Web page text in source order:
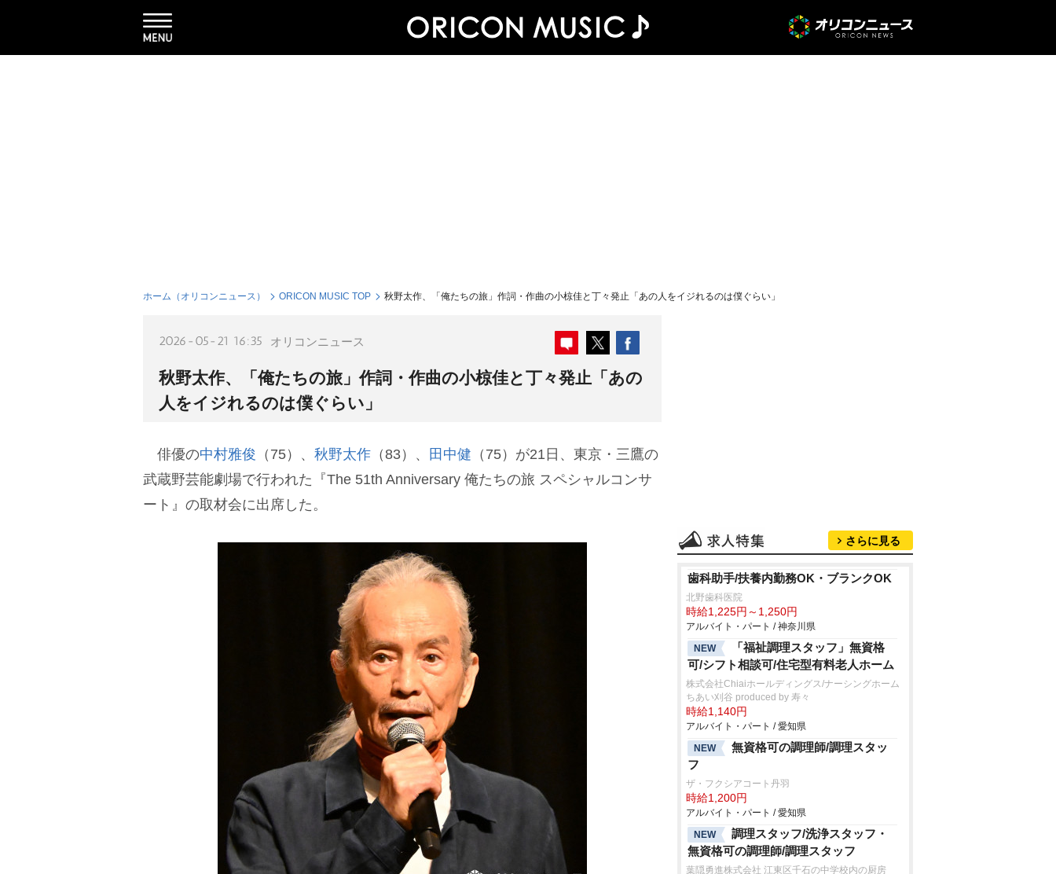
ホーム（オリコンニュース） ORICON MUSIC TOP 秋野太作、「俺たちの旅」作詞・作曲の小椋佳と丁々発止「あの人をイジれるのは僕ぐらい」
2026-05-21 16:35 オリコンニュース
秋野太作、「俺たちの旅」作詞・作曲の小椋佳と丁々発止「あの
人をイジれるのは僕ぐらい」
俳優の中村雅俊 （75）、 秋野太作 （83）、 田中健 （75）が21日、東京・三鷹の
武蔵野芸能劇場で行われた『The 51th Anniversary 俺たちの旅 スペシャルコンサ
ート』の取材会に出席した。
さらに見る
歯科助手/扶養内勤務OK・ブランクOK
北野歯科医院
時給1,225円～1,250円
アルバイト・パート / 神奈川県
NEW
「福祉調理スタッフ」無資格
可/シフト相談可/住宅型有料老人ホーム
株式会社Chiaiホールディングス/ナーシングホーム
ちあい刈谷 produced by 寿々
時給1,140円
アルバイト・パート / 愛知県
NEW
無資格可の調理師/調理スタッ
フ
ザ・フクシアコート丹羽
時給1,200円
アルバイト・パート / 愛知県
NEW
調理スタッフ/洗浄スタッフ・
無資格可の調理師/調理スタッフ
葉隠勇進株式会社 江東区千石の中学校内の厨房